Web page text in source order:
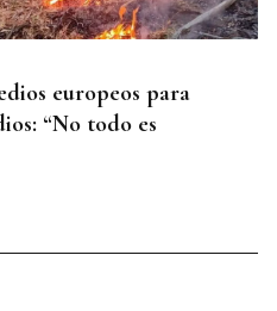
europeos para
“No todo es